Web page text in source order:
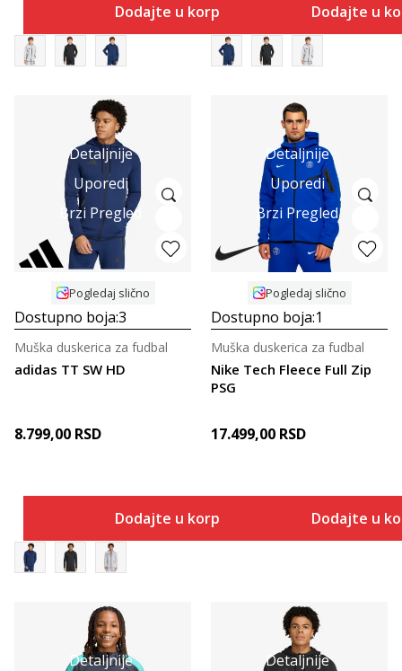
Dodajte u korpu Dodajte u
Detaljnije
Uporedi
Brzi Pregled
Pogledaj slično
Dostupno boja:3
adidas TT SW HD
Muška duskerica za fudbal
8.799,00 RSD
Dodajte u korpu
Detaljnije
Uporedi
Brzi Pregled
Pogledaj slično
Dostupno boja:1
Nike Tech Fleece Full Zip
PSG
Muška duskerica za fudbal
17.499,00 RSD
Dodajte u
Detaljnije
Detaljnije